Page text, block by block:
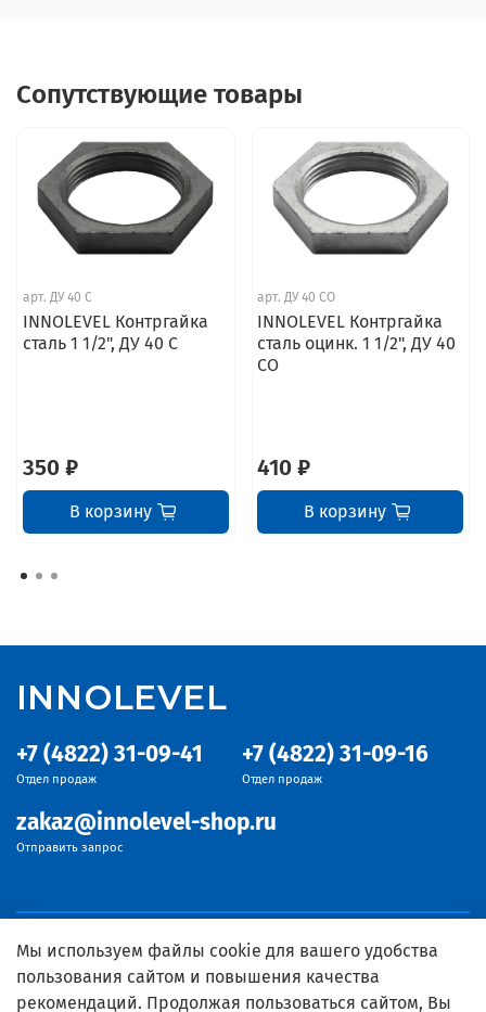
Сопутствующие товары
арт. ДУ 40 С
INNOLEVEL Контргайка
сталь 1 1/2", ДУ 40 С
350 ₽
В корзину
арт.ДУ 40 СО
INNOLEVEL Контргайка
сталь оцинк. 1 1/2", ДУ 40
СО
410 ₽
В корзину
+7 (4822) 31-09-41
Отдел продаж
+7 (4822) 31-09-16
Отдел продаж
zakaz@innolevel-shop.ru
Отправить запрос
INNOLEVEL
Мы используем файлы cookie для вашего удобства
пользования сайтом и повышения качества
рекомендаций. Продолжая пользоваться сайтом, Вы